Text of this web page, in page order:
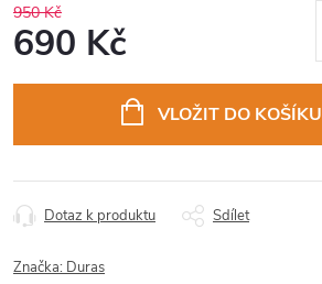
950 Kč
690 Kč
VLOŽIT DO KOŠÍKU
Dotaz k produktu Sdílet
Značka: Duras